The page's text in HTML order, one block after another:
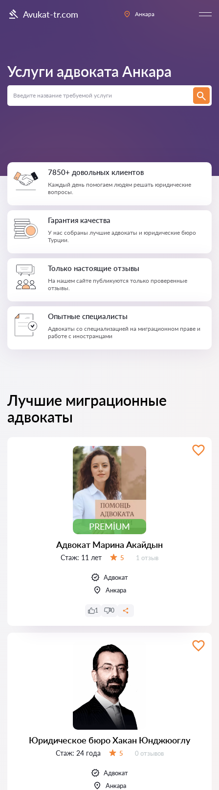
Avukat-tr.com Анкара
Услуги адвоката Анкара
7850+ довольных клиентов
Каждый день помогаем людям решать юридические
вопросы.
Гарантия качества
У нас собраны лучшие адвокаты и юридические бюро
Турции.
Только настоящие отзывы
На нашем сайте публикуются только проверенные
отзывы.
Опытные специалисты
Адвокаты со специализацией на миграционном праве и
работе с иностранцами
Лучшие миграционные
адвокаты
PREMIUM
Адвокат Марина Акайдын
Стаж: 11 лет 5 Отзывов:
1 отзыв
Адвокат
Анкара
1 0
Юридическое бюро Хакан Юнджюоглу
Стаж: 24 года 5 Отзывов:
0 отзывов
Адвокат
Анкара